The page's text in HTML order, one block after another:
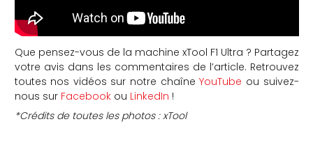
Que pensez-vous de la machine xTool F1 Ultra ? Partagez
votre avis dans les commentaires de l’article. Retrouvez
toutes nos vidéos sur notre chaîneYouTube ou suivez-
nous sur Facebookou LinkedIn !
*Crédits de toutes les photos : xTool